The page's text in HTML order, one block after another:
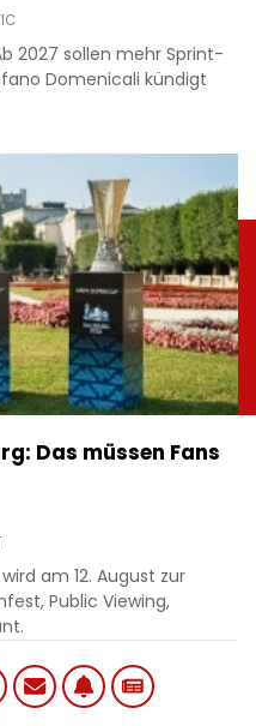
2027 sollen mehr Sprint-
Domenicali kündigt
Das müssen Fans
am 12. August zur
Public Viewing,